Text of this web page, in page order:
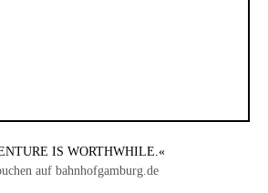
IS WORTHWHILE.«
auf bahnhofgamburg.de